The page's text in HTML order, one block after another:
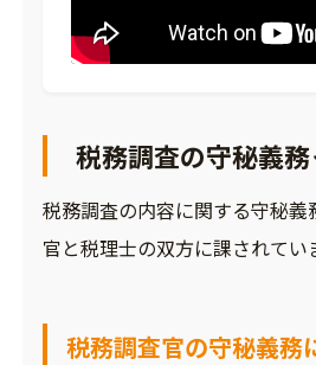
税務調査の守秘義務
税務調査の内容に関する守秘
官と税理士の双方に課されてい
税務調査官の守秘義務